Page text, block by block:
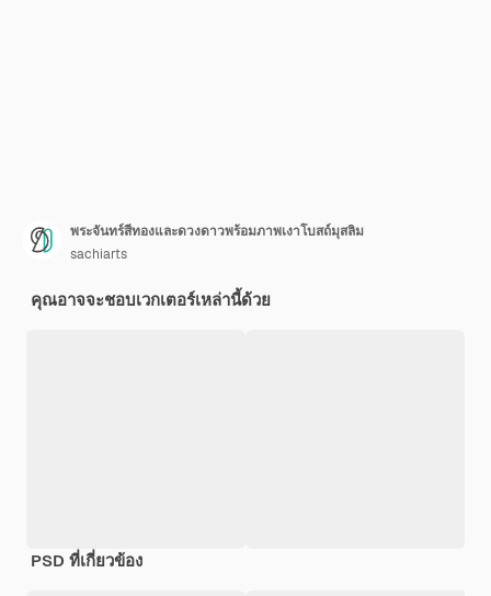
พระจันทร์สีทองและดวงดาวพร้อมภาพเงาโบสถ์มุสลิม
sachiarts
คุณอาจจะชอบเวกเตอร์เหล่านี้ด้วย
PSD ที่เกี่ยวข้อง